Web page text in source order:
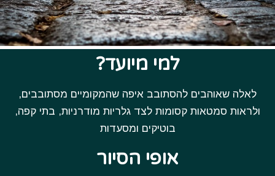
למי מיועד?
לאלה שאוהבים להסתובב איפה שהמקומיים מסתובבים,
ולראות סמטאות קסומות לצד גלריות מודרניות, בתי קפה,
בוטיקים ומסעדות
אופי הסיור